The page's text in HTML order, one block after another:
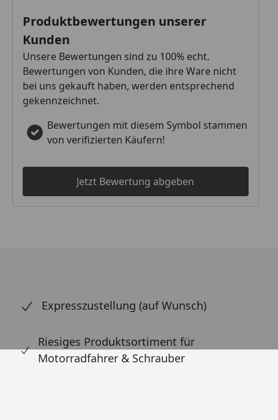
Produktbewertungen unserer
Kunden
Unsere Bewertungen sind zu 100% echt.
Bewertungen von Kunden, die ihre Ware nicht
bei uns gekauft haben, werden entsprechend
gekennzeichnet.
Bewertungen mit diesem Symbol stammen
von verifizierten Käufern!
Jetzt Bewertung abgeben
Expresszustellung (auf Wunsch)
Riesiges Produktsortiment für
Motorradfahrer & Schrauber